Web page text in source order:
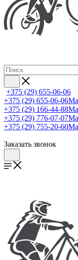
+375 (29) 655-06-06
+375 (29) 655-06-06
+375 (29) 166-44-88
+375 (29) 776-07-07
+375 (29) 755-20-60
Заказать звонок